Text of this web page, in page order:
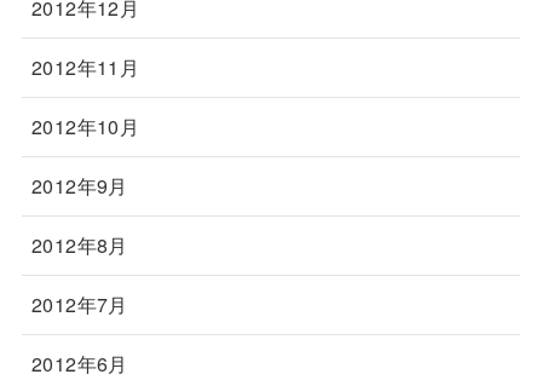
2012年12月
2012年11月
2012年10月
2012年9月
2012年8月
2012年7月
2012年6月